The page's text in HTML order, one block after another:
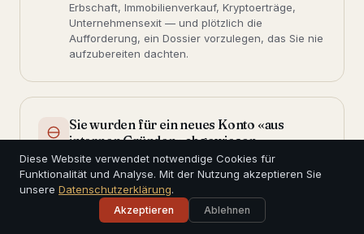
Erbschaft, Immobilienverkauf, Kryptoerträge,
Unternehmensexit — und plötzlich die
Aufforderung, ein Dossier vorzulegen, das Sie nie
aufzubereiten dachten.
Sie wurden für ein neues Konto «aus
internen Gründen» abgewiesen
Eine andere Bank hat das Onboarding ohne
Begründung abgelehnt. Das bedeutet meist eine
Markierung in einer Compliance-Datenbank —
und das ist oft behebbar.
Diese Website verwendet notwendige Cookies für
Funktionalität und Analyse. Mit der Nutzung akzeptieren Sie
unsere Datenschutzerklärung.
Akzeptieren Ablehnen